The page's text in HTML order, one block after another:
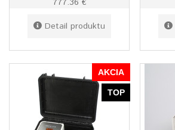
777.36 €
Detail produktu
AKCIA
TOP